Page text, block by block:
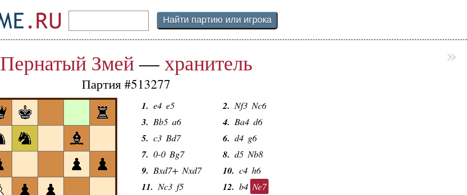
Пернатый Змей—хранитель
Партия #513277
1. e4 e5 2. Nf3 Nc6
3. Bb5 a6 4. Ba4 d6
5. c3 Bd7 6. d4 g6
7. 0-0 Bg7 8. d5 Nb8
9. Bxd7+ Nxd7 10. c4 h6
11. Nc3 f5 12. b4 Ne7
»